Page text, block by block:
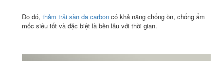
Do đó, thảm trải sàn da carbon có khả năng chống ồn, chống ẩm
mốc siêu tốt và đặc biệt là bền lâu với thời gian.